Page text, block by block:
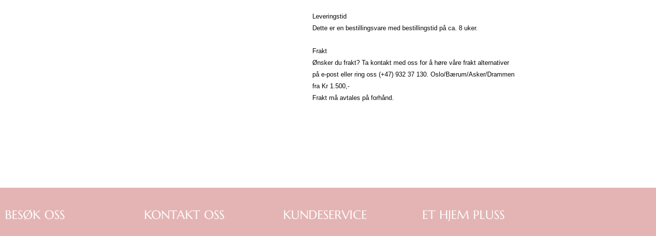
Leveringstid
Dette er en bestillingsvare med bestillingstid på ca. 8 uker.
Frakt
Ønsker du frakt? Ta kontakt med oss for å høre våre frakt alternativer
på e-post eller ring oss (+47) 932 37 130. Oslo/Bærum/Asker/Drammen
fra Kr 1.500,-
Frakt må avtales på forhånd.
BESØK OSS KONTAKT OSS KUNDESERVICE ET HJEM PLUSS